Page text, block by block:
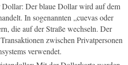
Dollar: Der blaue Dollar wird auf dem
In sogenannten „cuevas oder
die auf der Straße wechseln. Der
zwischen Privatpersonen
verwendet.